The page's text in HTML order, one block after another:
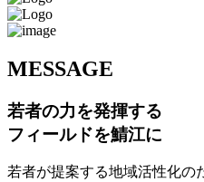
MESSAGE
若者の力を発揮する
フィールドを鯖江に
若者が提案する地域活性化の